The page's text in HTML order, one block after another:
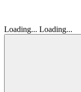
Loading... Loading...